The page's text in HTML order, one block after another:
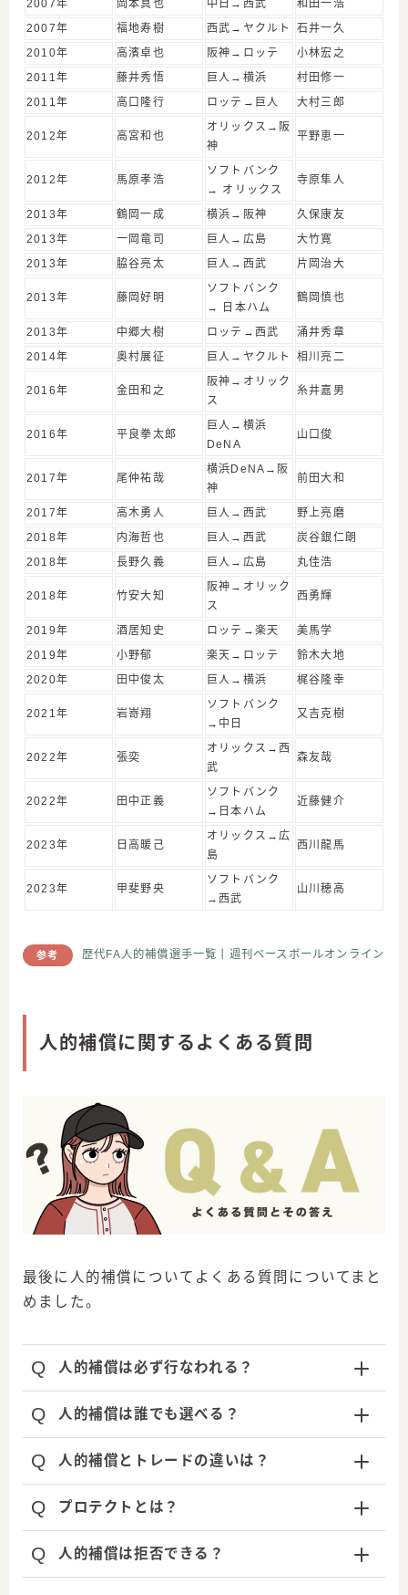
2007年 岡本真也 中日→西武
和田一浩
2007年
福地寿樹 西武→ヤクルト
石井一久
2010年
高濱卓也 阪神→ロッテ
小林宏之
2011年
藤井秀悟 巨人→横浜
村田修一
2011年
高口隆行 ロッテ→巨人 大村三郎
2012年 高宮和也
オリックス→阪
神
平野恵一
2012年 馬原孝浩
ソフトバンク
→ オリックス
寺原隼人
2013年 鶴岡一成 横浜→阪神
久保康友
2013年
一岡竜司 巨人→広島
大竹寛
2013年
脇谷亮太 巨人→西武 片岡治大
2013年 藤岡好明
ソフトバンク
→ 日本ハム
鶴岡慎也
2013年 中郷大樹 ロッテ→西武
涌井秀章
2014年
奥村展征 巨人→ヤクルト 相川亮二
2016年 金田和之
阪神→オリック
ス
糸井嘉男
2016年 平良拳太郎
巨人→横浜
DeNA
山口俊
2017年 尾仲祐哉
横浜DeNA→阪
神
前田大和
2017年 高木勇人 巨人→西武
野上亮磨
2018年
内海哲也 巨人→西武
炭谷銀仁朗
2018年
長野久義 巨人→広島 丸佳浩
2018年 竹安大知
阪神→オリック
ス
西勇輝
2019年 酒居知史 ロッテ→楽天
美馬学
2019年
小野郁 楽天→ロッテ
鈴木大地
2020年
田中俊太 巨人→横浜 梶谷隆幸
2021年 岩嵜翔
ソフトバンク
→中日
又吉克樹
2022年 張奕
オリックス→西
武
森友哉
2022年 田中正義
ソフトバンク
→日本ハム
近藤健介
2023年 日高暖己
オリックス→広
島
西川龍馬
2023年 甲斐野央
ソフトバンク
→西武
山川穂高
参考 歴代FA人的補償選手一覧丨週刊ベースボールオンライン
人的補償に関するよくある質問
最後に人的補償についてよくある質問についてまと
めました。
Q 人的補償は必ず行なわれる？
Q 人的補償は誰でも選べる？
Q 人的補償とトレードの違いは？
Q プロテクトとは？
Q 人的補償は拒否できる？